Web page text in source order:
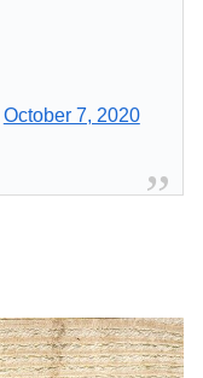
October 7, 2020